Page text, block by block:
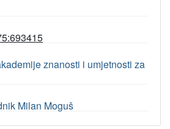
znanosti i umjetnosti za
Milan Moguš